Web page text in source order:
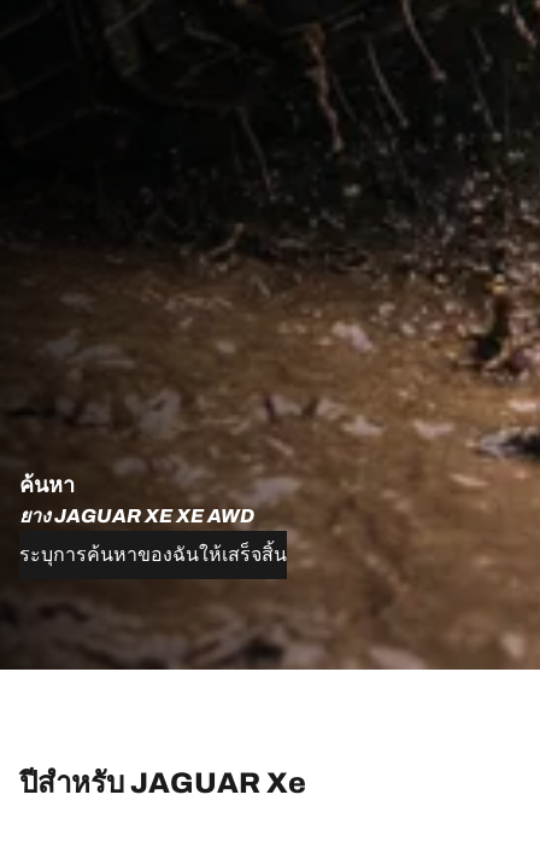
ค้นหา
ยาง JAGUAR XE XE AWD
ระบุการค้นหาของฉันให้เสร็จสิ้น
ปีสำหรับ JAGUAR Xe